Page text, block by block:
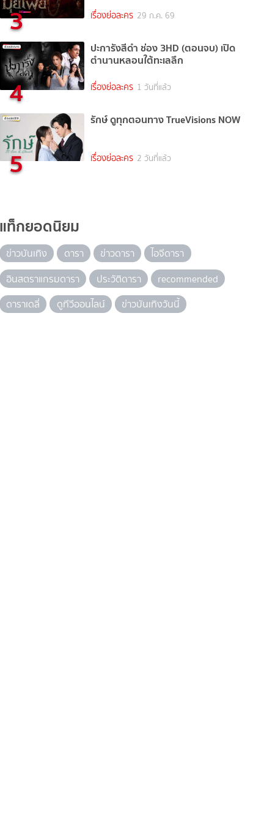
3 เรื่องย่อละคร 29 ก.ค. 69
4
ปะการังสีดำ ช่อง 3HD (ตอนจบ) เปิด
ตำนานหลอนใต้ทะเลลึก
เรื่องย่อละคร 1 วันที่แล้ว
5
รักษ์ ดูทุกตอนทาง TrueVisions NOW
เรื่องย่อละคร 2 วันที่แล้ว
แท็กยอดนิยม
ข่าวบันเทิง ดารา ข่าวดารา
ไอจีดารา
อินสตราแกรมดารา
ประวัติดารา
recommended
ดาราเดลี่
ดูทีวีออนไลน์ ข่าวบันเทิงวันนี้